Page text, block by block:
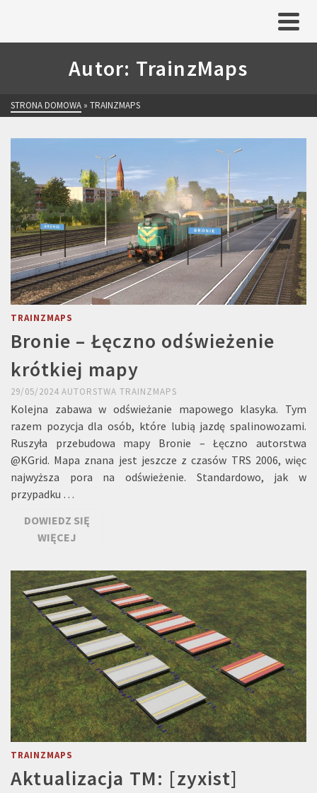
Autor: TrainzMaps
STRONA DOMOWA » TRAINZMAPS
TRAINZMAPS
Bronie – Łęczno odświeżenie
krótkiej mapy
29/05/2024 AUTORSTWA TRAINZMAPS
Kolejna zabawa w odświeżanie mapowego klasyka. Tym
razem pozycja dla osób, które lubią jazdę spalinowozami.
Ruszyła przebudowa mapy Bronie – Łęczno autorstwa
@KGrid. Mapa znana jest jeszcze z czasów TRS 2006, więc
najwyższa pora na odświeżenie. Standardowo, jak w
przypadku …
DOWIEDZ SIĘ
WIĘCEJ
TRAINZMAPS
Aktualizacja TM: [zyxist]